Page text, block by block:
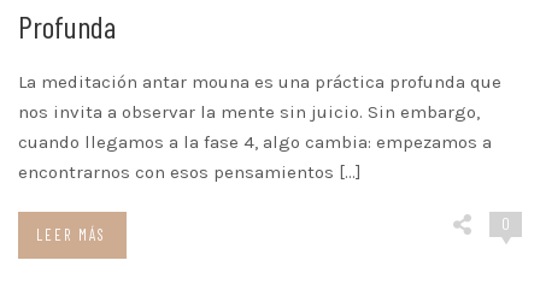
Profunda
La meditación antar mouna es una práctica profunda que
nos invita a observar la mente sin juicio. Sin embargo,
cuando llegamos a la fase 4, algo cambia: empezamos a
encontrarnos con esos pensamientos […]
0
LEER MÁS